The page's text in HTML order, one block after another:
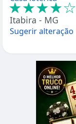
★★★★☆
Itabira - MG
Sugerir alteração